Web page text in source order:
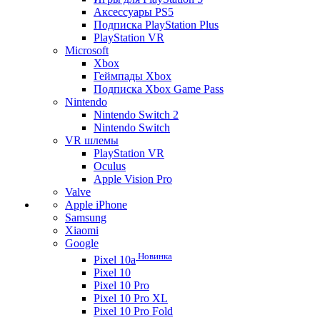
Аксессуары PS5
Подписка PlayStation Plus
PlayStation VR
Microsoft
Xbox
Геймпады Xbox
Подписка Xbox Game Pass
Nintendo
Nintendo Switch 2
Nintendo Switch
VR шлемы
PlayStation VR
Oculus
Apple Vision Pro
Valve
Apple iPhone
Samsung
Xiaomi
Google
Pixel 10a Новинка
Pixel 10
Pixel 10 Pro
Pixel 10 Pro XL
Pixel 10 Pro Fold